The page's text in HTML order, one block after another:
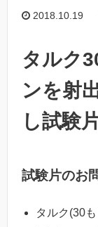
2018.10.19
タルク
ンを射
し試験
試験片のお
タルク(30